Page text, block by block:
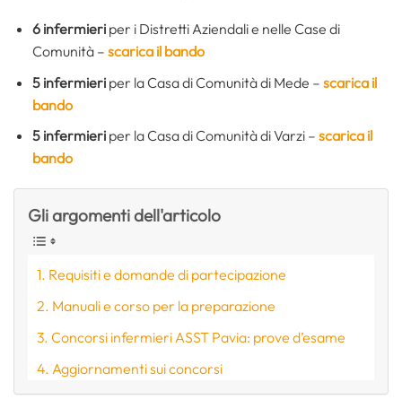
6 infermieriper i Distretti Aziendali e nelle Case di
Comunità – scarica il bando
5 infermieriper la Casa di Comunità di Mede – scarica il
bando
5 infermieriper la Casa di Comunità di Varzi – scarica il
bando
Gli argomenti dell'articolo
Requisiti e domande di partecipazione
Manuali e corso per la preparazione
Concorsi infermieri ASST Pavia: prove d’esame
Aggiornamenti sui concorsi